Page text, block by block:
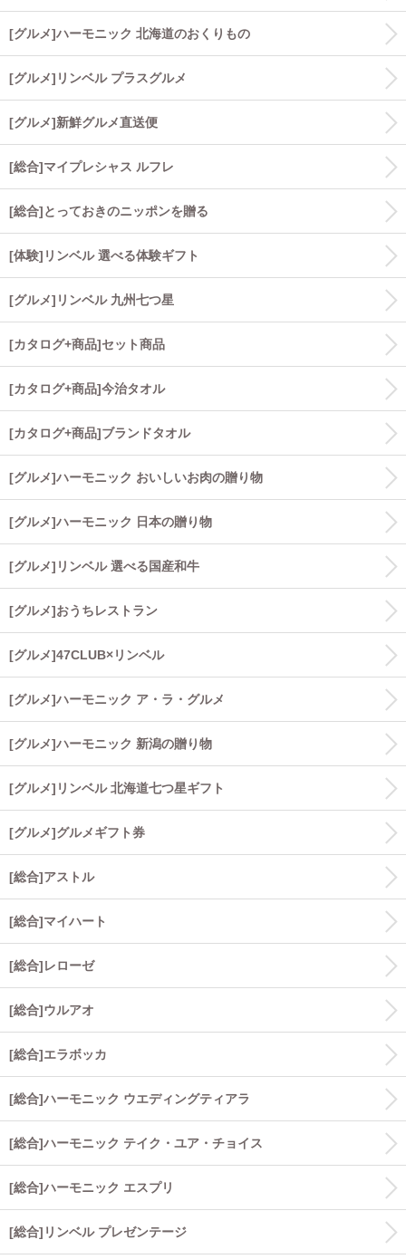
[グルメ]ハーモニック 北海道のおくりもの
[グルメ]リンベル プラスグルメ
[グルメ]新鮮グルメ直送便
[総合]マイプレシャス ルフレ
[総合]とっておきのニッポンを贈る
[体験]リンベル 選べる体験ギフト
[グルメ]リンベル 九州七つ星
[カタログ+商品]セット商品
[カタログ+商品]今治タオル
[カタログ+商品]ブランドタオル
[グルメ]ハーモニック おいしいお肉の贈り物
[グルメ]ハーモニック 日本の贈り物
[グルメ]リンベル 選べる国産和牛
[グルメ]おうちレストラン
[グルメ]47CLUB×リンベル
[グルメ]ハーモニック ア・ラ・グルメ
[グルメ]ハーモニック 新潟の贈り物
[グルメ]リンベル 北海道七つ星ギフト
[グルメ]グルメギフト券
[総合]アストル
[総合]マイハート
[総合]レローゼ
[総合]ウルアオ
[総合]エラボッカ
[総合]ハーモニック ウエディングティアラ
[総合]ハーモニック テイク・ユア・チョイス
[総合]ハーモニック エスプリ
[総合]リンベル プレゼンテージ